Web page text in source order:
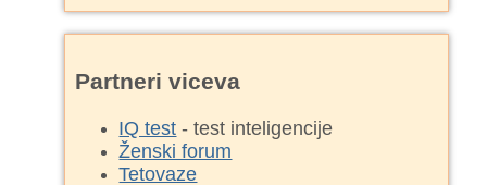
Partneri viceva
IQ test - test inteligencije
Ženski forum
Tetovaze